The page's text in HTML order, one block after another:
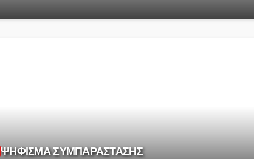
ΨΗΦΙΣΜΑ ΣΥΜΠΑΡΑΣΤΑΣΗΣ